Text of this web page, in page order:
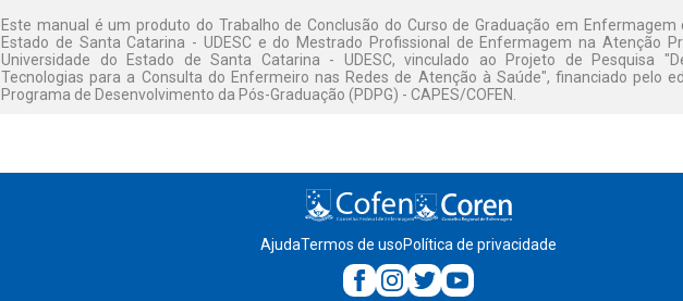
Este manual é um produto do Trabalho de Conclusão do Curso de Graduação em Enfermagem
Estado de Santa Catarina - UDESC e do Mestrado Profissional de Enfermagem na Atenção
Universidade do Estado de Santa Catarina - UDESC, vinculado ao Projeto de Pesquisa
Tecnologias para a Consulta do Enfermeiro nas Redes de Atenção à Saúde", financiado pelo
Programa de Desenvolvimento da Pós-Graduação (PDPG) - CAPES/COFEN.
AjudaTermos de usoPolítica de privacidade